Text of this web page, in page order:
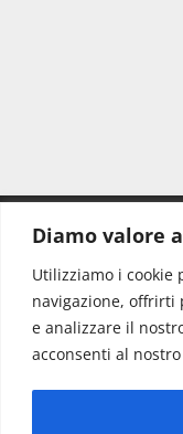
Diamo valore
Utilizziamo i cookie
navigazione, offrirti
e analizzare il
acconsenti al
Redazione:
Direttore:
Info &